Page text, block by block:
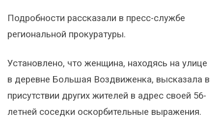
Подробности рассказали в пресс-службе
региональной прокуратуры.
Установлено, что женщина, находясь на улице
в деревне Большая Воздвиженка, высказала в
присутствии других жителей в адрес своей 56-
летней соседки оскорбительные выражения.